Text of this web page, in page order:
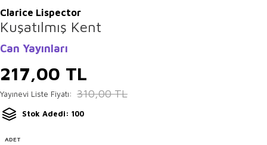
Clarice Lispector
Kuşatılmış Kent
Can Yayınları
217,00 TL
Yayınevi Liste Fiyatı: 310,00TL
Stok Adedi: 100
ADET